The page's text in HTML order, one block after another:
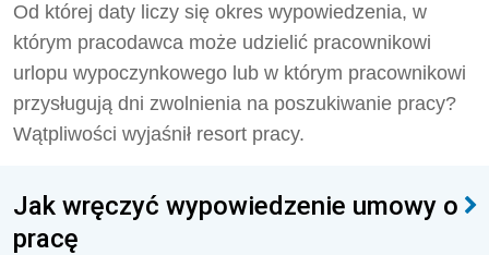
Od której daty liczy się okres wypowiedzenia, w
którym pracodawca może udzielić pracownikowi
urlopu wypoczynkowego lub w którym pracownikowi
przysługują dni zwolnienia na poszukiwanie pracy?
Wątpliwości wyjaśnił resort pracy.
Jak wręczyć wypowiedzenie umowy o
pracę